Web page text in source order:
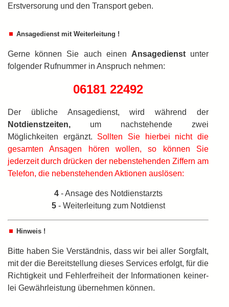
Erstversorung und den Transport geben.
Ansagedienst mit Weiterleitung !
Gerne können Sie auch einen An­sa­ge­dienstunter
folgender Rufnummer in An­spruch nehmen:
06181 22492
Der übliche Ansagedienst, wird während der
Notdienstzeiten, um nachstehende zwei
Möglichkeiten ergänzt. Sollten Sie hierbei nicht die
gesamten Ansagen hören wollen, so können Sie
jederzeit durch drücken der nebenstehenden Ziffern am
Telefon, die nebenstehenden Aktionen auslösen:
4- Ansage des Notdienstarzts
5- Weiterleitung zum Notdienst
Hinweis !
Bitte haben Sie Verständnis, dass wir bei aller Sorgfalt,
mit der die Bereitstellung dieses Services erfolgt, für die
Richtigkeit und Fehlerfreiheit der Informationen keiner­
lei Gewährleistung übernehmen können.